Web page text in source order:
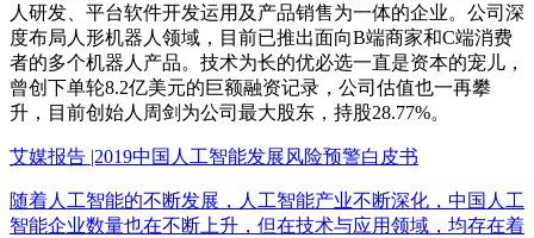
人研发、平台软件开发运用及产品销售为一体的企业。公司深
度布局人形机器人领域，目前已推出面向B端商家和C端消费
者的多个机器人产品。技术为长的优必选一直是资本的宠儿，
曾创下单轮8.2亿美元的巨额融资记录，公司估值也一再攀
升，目前创始人周剑为公司最大股东，持股28.77%。
艾媒报告 |2019中国人工智能发展风险预警白皮书
随着人工智能的不断发展，人工智能产业不断深化，中国人工
智能企业数量也在不断上升，但在技术与应用领域，均存在着